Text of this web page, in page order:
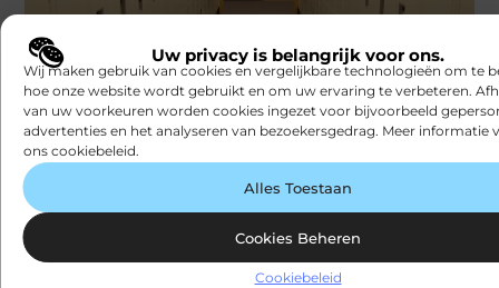
Uw privacy is belangrijk voor ons.
Wij maken gebruik van cookies en vergelijkbare technologieën om te
hoe onze website wordt gebruikt en om uw ervaring te verbeteren.
van uw voorkeuren worden cookies ingezet voor bijvoorbeeld
advertenties en het analyseren van bezoekersgedrag. Meer informatie
ons cookiebeleid.
Alles Toestaan
Cookies Beheren
Cookiebeleid
AANBIEDINGEN
Grip op sleutelbeheer: zo houd je overzicht
én zorg je voor veiligheid
onmisbaar. Denk aan de toegang tot gebouwen,
opslagruimtes, voertuigen of technische installaties.